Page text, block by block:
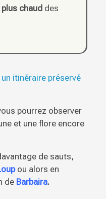
plus chaud des
itinéraire préservé
pourrez observer
et une flore encore
de sauts,
ou alors en
de Barbaira.